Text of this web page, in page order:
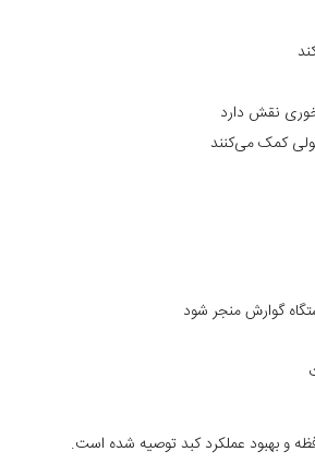
نقش دارد
کمک می‌کنند
گوارش منجر شود
و بهبود عملکرد کبد توصیه شده است.